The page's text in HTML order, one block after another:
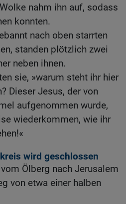
nahm ihn auf, sodass
konnten.
nach oben starrten
standen plötzlich zwei
neben ihnen.
sie, »warum steht ihr hier
Dieser Jesus, der von
aufgenommen wurde,
wiederkommen, wie ihr
wird geschlossen
Ölberg nach Jerusalem
von etwa einer halben